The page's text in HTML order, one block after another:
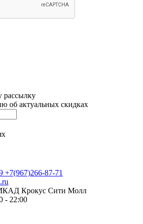
рассылку
об актуальных скидках
+7(967)266-87-71
Крокус Сити Молл
- 22:00